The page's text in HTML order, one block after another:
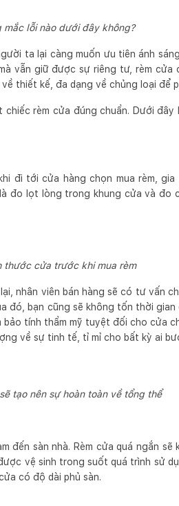
mắc lỗi nào dưới đây không?
ta lại càng muốn ưu tiên ánh
vẫn giữ được sự riêng tư, rèm cửa
thiết kế, đa dạng về chủng loại để
rèm cửa đúng chuẩn. Dưới đây
đi tới cửa hàng chọn mua rèm,
đo lọt lòng trong khung cửa và đo
thước cửa trước khi mua rèm
nhân viên bán hàng sẽ có tư vấn
đó, bạn cũng sẽ không tốn thời
tính thẩm mỹ tuyệt đối cho cửa
về sự tinh tế, tỉ mỉ cho bất kỳ ai
tạo nên sự hoàn toàn về tổng thể
đến sàn nhà. Rèm cửa quá ngắn sẽ
vệ sinh trong suốt quá trình sử
có độ dài phủ sàn.